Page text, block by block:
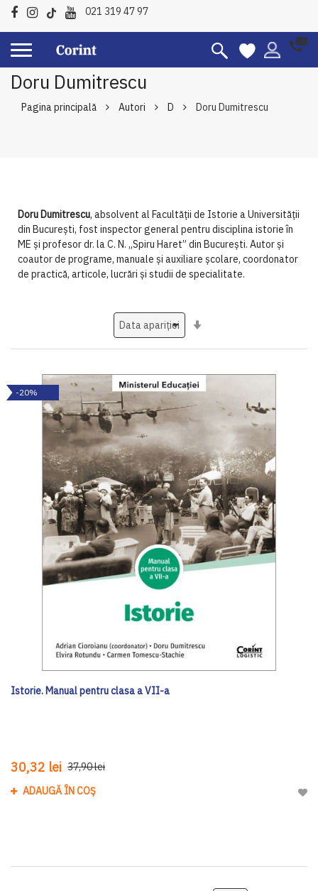
021 319 47 97
Doru Dumitrescu
Pagina principală Autori D Doru Dumitrescu
Doru Dumitrescu, absolvent al Facultății de Istorie a Universității
din București, fost inspector general pentru disciplina istorie în
ME și profesor dr. la C. N. „Spiru Haret” din București. Autor și
coautor de programe, manuale și auxiliare școlare, coordonator
de practică, articole, lucrări și studii de specialitate.
-20%
Istorie. Manual pentru clasa a VII-a
30,32 lei 37,90 lei
ADAUGĂ ÎN COȘ